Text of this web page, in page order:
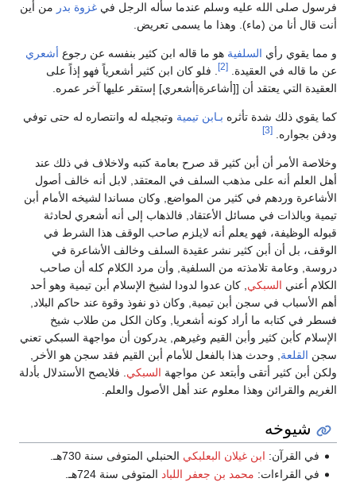
فرسول صلى الله عليه وسلم عندما سأله الرجل في غزوة بدر من أين
أنت قال أنا من (ماء). وهذا ما يسمى تعريض.
و مما يقوي رأي السلفية هو ما قاله ابن كثير بنفسه عن رجوع أشعري
عن ما قاله في العقيدة. [2]
. فلو كان ابن كثير أشعرياً فهو إذاً على
العقيدة التي يعتقد أن [[أشاعرة|أشعري] إستقر عليها آخر عمره.
كما يقوي ذلك شدة تأثره بـابن تيمية وتبجيله له وانتصاره له حتى توفي
ودفن بجواره. [3]
وخلاصة الأمر أن أبن كثير قد صرح بعامة كتبه ولاخلاف في ذلك عند
أهل العلم أنه على مذهب السلف في المعتقد, لابل أنه خالف أصول
الأشاعرة وردهم في كثير من المواضع, وكان مساندا لشيخه الأمام أبن
تيمية وبالذات في مسائل الأعتقاد, فالذهاب إلى أنه أشعري لحادثة
قبوله الوظيفة، فهو يعلم أنه لايلزم صاحب الوقف هذا الشرط في
الوقف، بل أن أبن كثير نشر عقيدة السلف وخالف الأشاعرة في
دروسة, وعامة تلامذته من السلفية, وأن مرد الكلام كله أن صاحب
الكلام أعني السبكي, كان عدوا لدودا لشيخ الإسلام أبن تيمية وهو أحد
أهم الأسباب في سجن أبن تيمية, وكان ذو نفوذ وقوة عند حاكم البلاد,
فسطر في كتابه ما أراد كونه أشعريا, وكان الكل من طلاب شيخ
الإسلام كأبن كثير وأبن القيم وغيرهم, يدركون أن مواجهة السبكي تعني
سجن القلعة, وحدث هذا بالفعل للأمام أبن القيم فقد سجن هو الأخر,
ولكن أبن كثير أتقى وأبتعد عن مواجهة السبكي. فلايصح الأستدلال بأدلة
الغريم والقرائن وهذا معلوم عند أهل الأصول والعلم.
شيوخه
في القرآن: ابن غيلان البعلبكي الحنبلي المتوفى سنة 730هـ.
في القراءات: محمد بن جعفر اللباد المتوفى سنة 724هـ.